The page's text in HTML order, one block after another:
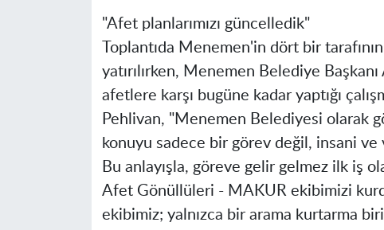
"Afet planlarımızı güncelledik"
Toplantıda Menemen'in dört bir
yatırılırken, Menemen Belediye
afetlere karşı bugüne kadar yaptığı
Pehlivan, "Menemen Belediyesi olarak
konuyu sadece bir görev değil, insani
Bu anlayışla, göreve gelir gelmez ilk iş
Afet Gönüllüleri - MAKUR ekibimizi
ekibimiz; yalnızca bir arama kurtarma